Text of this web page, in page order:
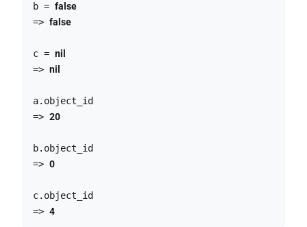
b = false
=> false
c = nil
=> nil
a.object_id
=>
b.object_id
=> 0
c.object_id
=> 4